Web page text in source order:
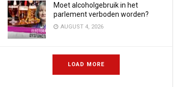
Moet alcoholgebruik in het
parlement verboden worden?
AUGUST 4, 2026
LOAD MORE